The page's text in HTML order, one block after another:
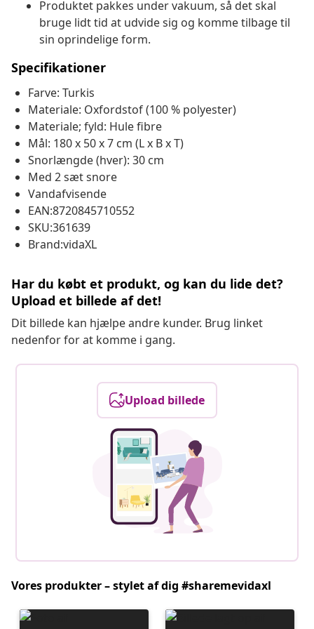
Produktet pakkes under vakuum, så det skal
bruge lidt tid at udvide sig og komme tilbage til
sin oprindelige form.
Specifikationer
Farve: Turkis
Materiale: Oxfordstof (100 % polyester)
Materiale; fyld: Hule fibre
Mål: 180 x 50 x 7 cm (L x B x T)
Snorlængde (hver): 30 cm
Med 2 sæt snore
Vandafvisende
EAN:8720845710552
SKU:361639
Brand:vidaXL
Har du købt et produkt, og kan du lide det?
Upload et billede af det!
Dit billede kan hjælpe andre kunder. Brug linket
nedenfor for at komme i gang.
Upload billede
Vores produkter – stylet af dig #sharemevidaxl